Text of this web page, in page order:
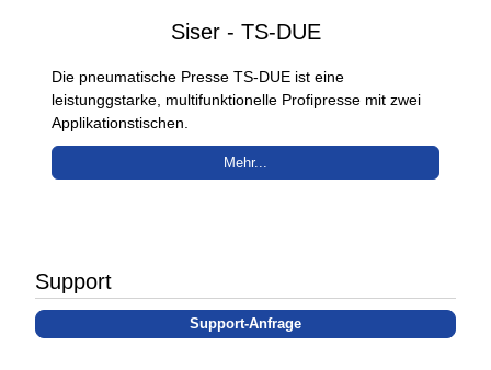
Siser - TS-DUE
Die pneumatische Presse TS-DUE ist eine
leistunggstarke, multifunktionelle Profipresse mit zwei
Applikationstischen.
Mehr...
Support
Support-Anfrage